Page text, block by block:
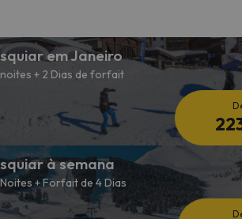
em Janeiro
+ 2 Dias de forfait
à semana
+ Forfait de 4 Dias